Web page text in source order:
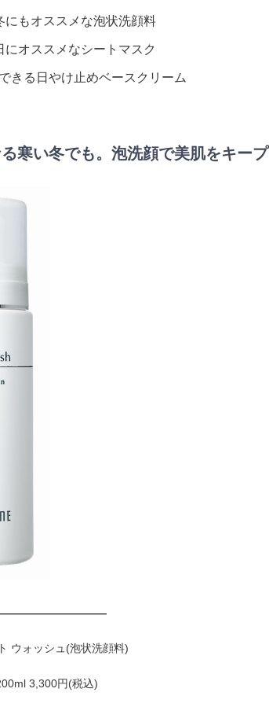
もオススメな泡状洗顔料
オススメなシートマスク
る日やけ止めベースクリーム
寒い冬でも。泡洗顔で美肌をキープ
ウォッシュ(泡状洗顔料)
3,300円(税込)